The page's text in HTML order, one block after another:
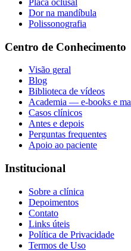
Placa oclusal
Dor na mandíbula
Polissonografia
Centro de Conhecimento
Visão geral
Blog
Biblioteca de vídeos
Academia — e-books e
Casos clínicos
Antes e depois
Perguntas frequentes
Apoio ao paciente
Institucional
Sobre a clínica
Depoimentos
Contato
Links úteis
Política de Privacidade
Termos de Uso